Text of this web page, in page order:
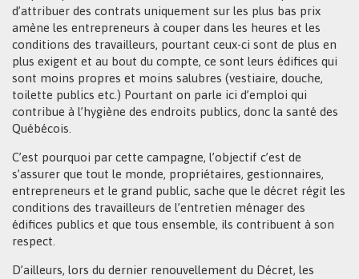
d’attribuer des contrats uniquement sur les plus bas prix
amène les entrepreneurs à couper dans les heures et les
conditions des travailleurs, pourtant ceux-ci sont de plus en
plus exigent et au bout du compte, ce sont leurs édifices qui
sont moins propres et moins salubres (vestiaire, douche,
toilette publics etc.) Pourtant on parle ici d’emploi qui
contribue à l’hygiène des endroits publics, donc la santé des
Québécois.
C’est pourquoi par cette campagne, l’objectif c’est de
s’assurer que tout le monde, propriétaires, gestionnaires,
entrepreneurs et le grand public, sache que le décret régit les
conditions des travailleurs de l’entretien ménager des
édifices publics et que tous ensemble, ils contribuent à son
respect.
D’ailleurs, lors du dernier renouvellement du Décret, les